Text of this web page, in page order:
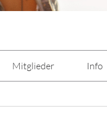
Mitglieder Info